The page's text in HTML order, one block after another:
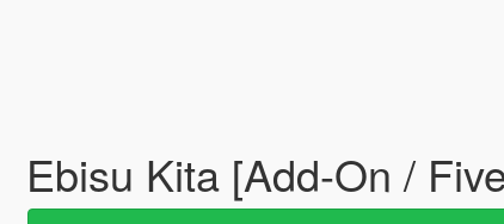
Ebisu Kita [Add-On /